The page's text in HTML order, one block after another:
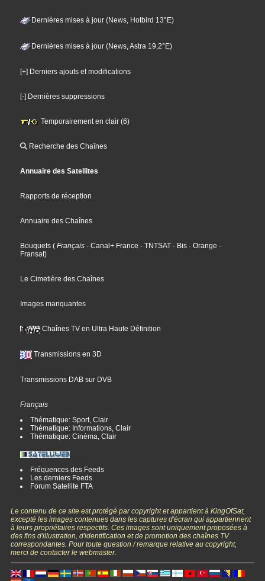
Dernières mises à jour (News, Hotbird 13°E)
Dernières mises à jour (News, Astra 19,2°E)
[+] Derniers ajouts et modifications
[-] Dernières suppressions
Temporairement en clair (6)
Recherche des Chaînes
Annuaire des Satellites
Rapports de réception
Annuaire des Chaînes
Bouquets ( Français - Canal+ France - TNTSAT - Bis - Orange -
Fransat)
Le Cimetière des Chaînes
Images manquantes
Chaînes TV en Ultra Haute Définition
Transmissions en 3D
Transmissions DAB sur DVB
Français
Thématique: Sport, Clair
Thématique: Informations, Clair
Thématique: Cinéma, Clair
Fréquences des Feeds
Les derniers Feeds
Forum Satellite FTA
Le contenu de ce site est protégé par copyright et appartient à KingOfSat,
excepté les images contenues dans les captures d'écran qui appartiennent
à leurs propriétaires respectifs. Ces images sont uniquement proposées à
des fins d'illustration, d'identification et de promotion des chaînes TV
correspondantes. Pour toute question / remarque relative au copyright,
merci de contacter le webmaster.